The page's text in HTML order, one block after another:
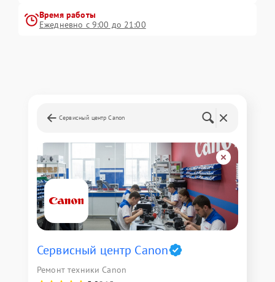
Время работы
Ежедневно с 9:00 до 21:00
Сервисный центр Canon
Сервисный центр Canon
Ремонт техники Canon